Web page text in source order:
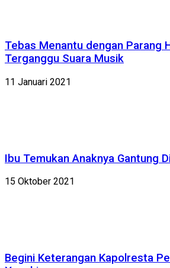
Tebas Menantu dengan Parang
Terganggu Suara Musik
11 Januari 2021
Ibu Temukan Anaknya Gantung
15 Oktober 2021
Begini Keterangan Kapolresta